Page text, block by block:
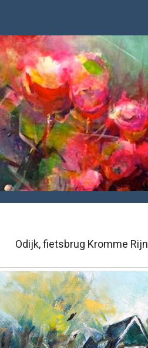
Odijk, fietsbrug Kromme Rijn